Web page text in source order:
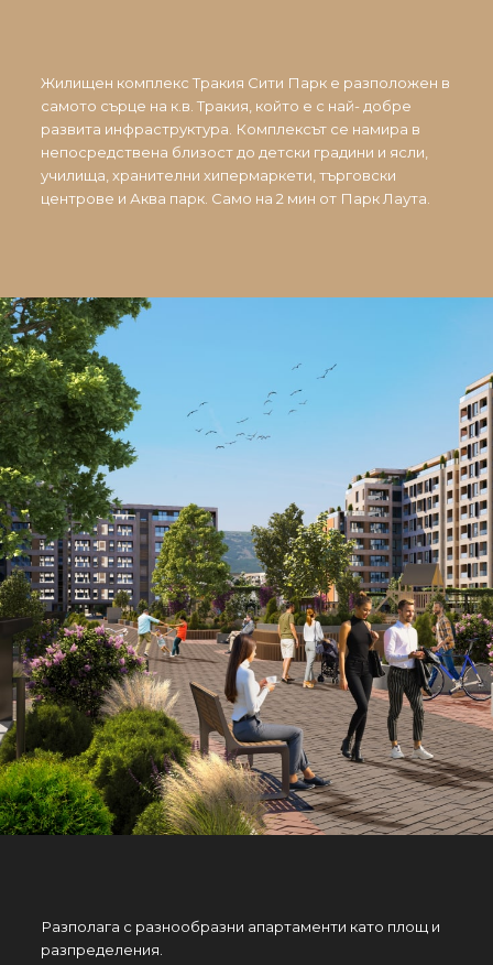
Жилищен комплекс Тракия Сити Парк е разположен в
самото сърце на к.в. Тракия, който е с най- добре
развита инфраструктура. Комплексът се намира в
непосредствена близост до детски градини и ясли,
училища, хранителни хипермаркети, търговски
центрове и Аква парк. Само на 2 мин от Парк Лаута.
Разполага с разнообразни апартаменти като площ и
разпределения.